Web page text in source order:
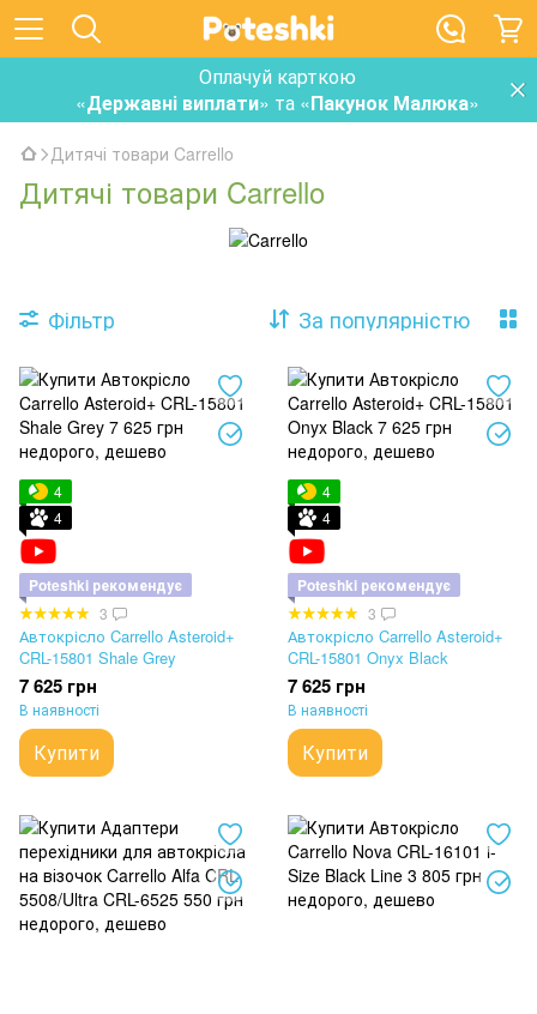
Оплачуй карткою
«Державні виплати» та «Пакунок Малюка»
Дитячі товари Carrello
Дитячі товари Carrello
Фільтр За популярністю
4
4
Poteshki рекомендує
3
Автокрісло Carrello Asteroid+
CRL-15801 Shale Grey
7 625 грн
В наявності
Купити
4
4
Poteshki рекомендує
3
Автокрісло Carrello Asteroid+
CRL-15801 Onyx Black
7 625 грн
В наявності
Купити